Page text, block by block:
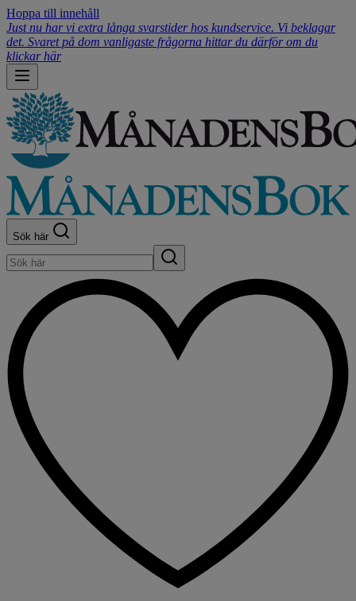
Hoppa till innehåll
Just nu har vi extra långa svarstider hos kundservice. Vi beklagar
det. Svaret på dom vanligaste frågorna hittar du därför om du
klickar här
Sök här